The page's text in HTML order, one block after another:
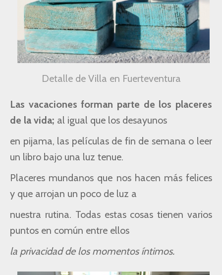
Detalle de Villa en Fuerteventura
Las vacaciones forman parte de los placeres
de la vida; al igual que los desayunos
en pijama, las películas de fin de semana o leer
un libro bajo una luz tenue.
Placeres mundanos que nos hacen más felices
y que arrojan un poco de luz a
nuestra rutina. Todas estas cosas tienen varios
puntos en común entre ellos
la privacidad de los momentos íntimos.